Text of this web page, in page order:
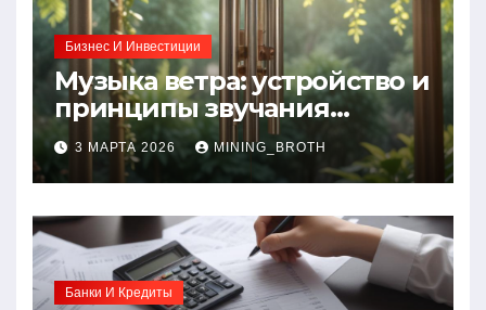
Бизнес И Инвестиции
Музыка ветра: устройство и
принципы звучания
колокольчиков
3 МАРТА 2026 MINING_BROTH
Банки И Кредиты